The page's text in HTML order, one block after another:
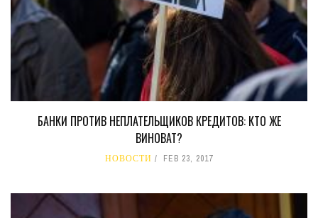
БАНКИ ПРОТИВ НЕПЛАТЕЛЬЩИКОВ КРЕДИТОВ: КТО ЖЕ
ВИНОВАТ?
НОВОСТИ FEB 23, 2017